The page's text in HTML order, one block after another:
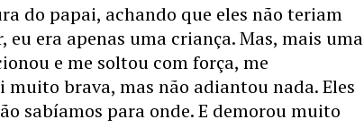
do papai, achando que eles não teriam
eu era apenas uma criança. Mas, mais uma
e me soltou com força, me
muito brava, mas não adiantou nada. Eles
sabíamos para onde. E demorou muito